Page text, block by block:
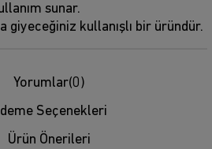
sunar.
giyeceğiniz kullanışlı bir üründür.
Yorumlar(0)
Seçenekleri
Ürün Önerileri